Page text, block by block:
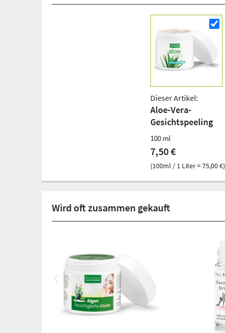
Dieser Artikel:
Aloe-Vera-
Gesichtspeeling
100 ml
7,50 €
(100ml / 1 Liter = 75,00 €)
Wird oft zusammen gekauft